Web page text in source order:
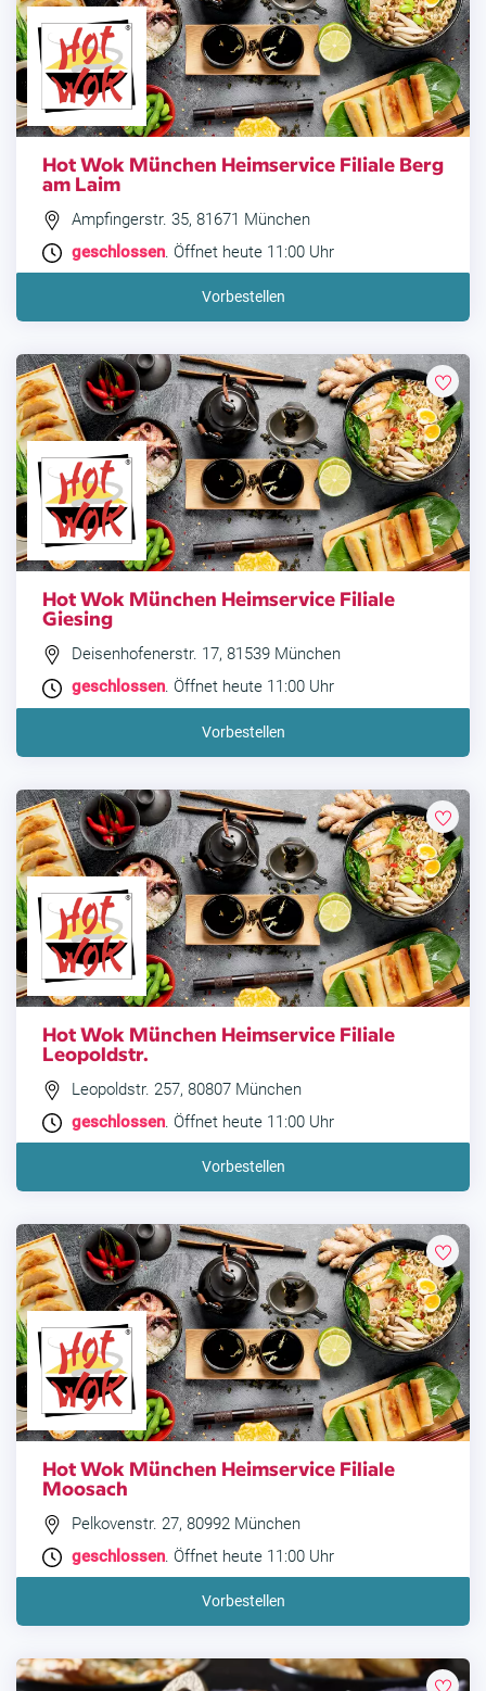
Hot Wok München Heimservice Filiale Berg
am Laim
Ampfingerstr. 35, 81671 München
geschlossen. Öffnet heute 11:00 Uhr
Vorbestellen
Hot Wok München Heimservice Filiale
Giesing
Deisenhofenerstr. 17, 81539 München
geschlossen. Öffnet heute 11:00 Uhr
Vorbestellen
Hot Wok München Heimservice Filiale
Leopoldstr.
Leopoldstr. 257, 80807 München
geschlossen . Öffnet heute 11:00 Uhr
Vorbestellen
Hot Wok München Heimservice Filiale
Moosach
Pelkovenstr. 27, 80992 München
geschlossen . Öffnet heute 11:00 Uhr
Vorbestellen